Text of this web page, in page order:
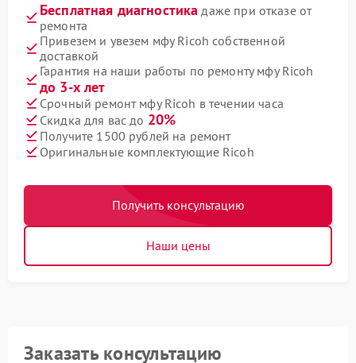
Бесплатная диагностика даже при отказе от
ремонта
Привезем и увезем мфу Ricoh собственной
доставкой
Гарантия на наши работы по ремонту мфу Ricoh
до 3-х лет
Срочный ремонт мфу Ricoh в течении часа
Скидка для вас до 20%
Получите 1500 рублей на ремонт
Оригинальные комплектующие Ricoh
Получить консультацию
Наши цены
Заказать консультацию